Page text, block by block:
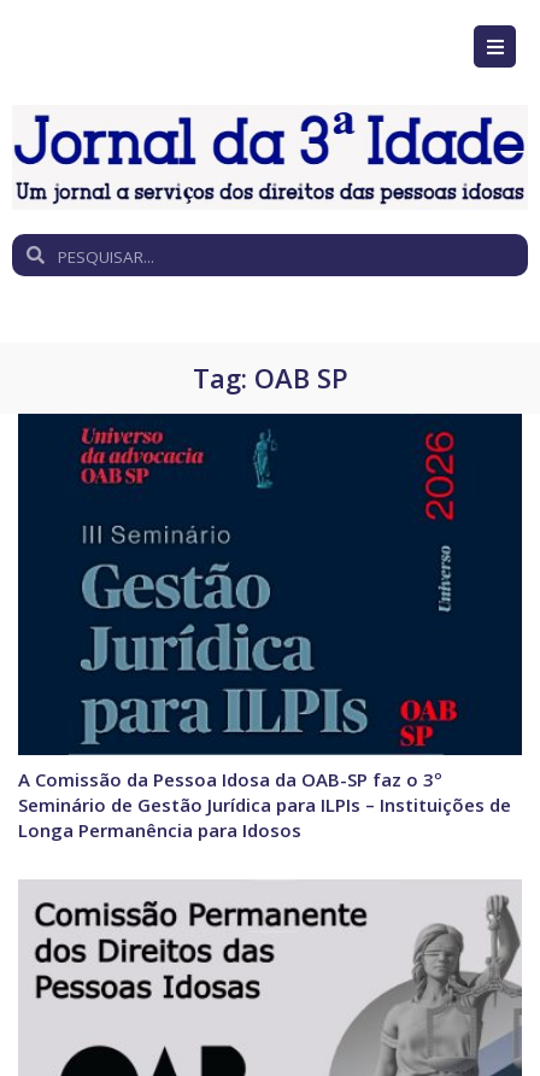
Tag: OAB SP
A Comissão da Pessoa Idosa da OAB-SP faz o 3º
Seminário de Gestão Jurídica para ILPIs – Instituições de
Longa Permanência para Idosos